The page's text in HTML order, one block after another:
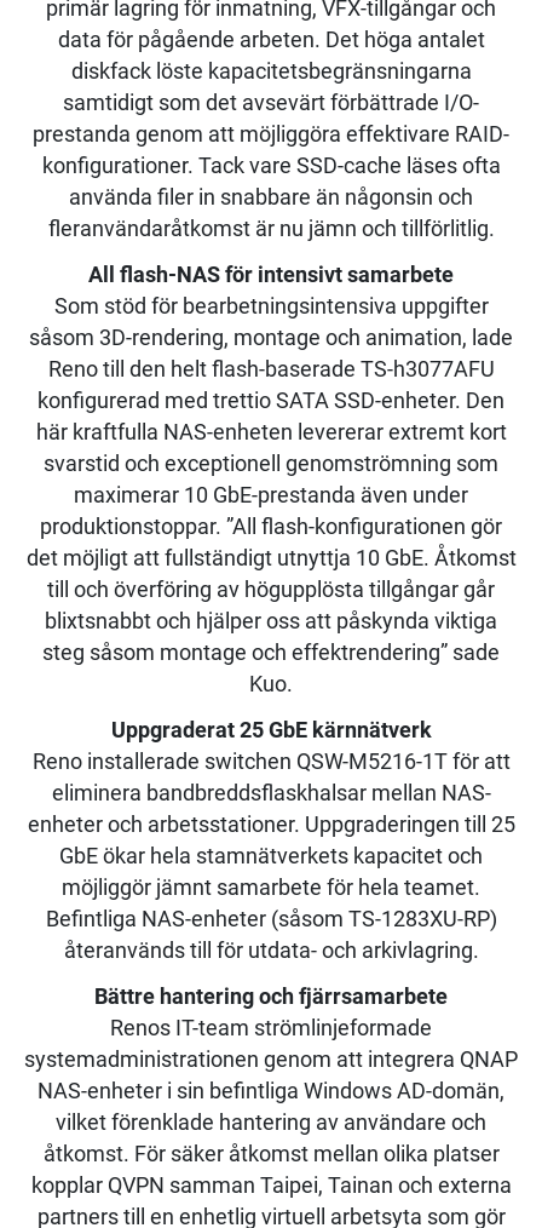
primär lagring för inmatning, VFX-tillgångar och
data för pågående arbeten. Det höga antalet
diskfack löste kapacitetsbegränsningarna
samtidigt som det avsevärt förbättrade I/O-
prestanda genom att möjliggöra effektivare RAID-
konfigurationer. Tack vare SSD-cache läses ofta
använda filer in snabbare än någonsin och
fleranvändaråtkomst är nu jämn och tillförlitlig.
All flash-NAS för intensivt samarbete
Som stöd för bearbetningsintensiva uppgifter
såsom 3D-rendering, montage och animation, lade
Reno till den helt flash-baserade TS-h3077AFU
konfigurerad med trettio SATA SSD-enheter. Den
här kraftfulla NAS-enheten levererar extremt kort
svarstid och exceptionell genomströmning som
maximerar 10 GbE-prestanda även under
produktionstoppar. ”All flash-konfigurationen gör
det möjligt att fullständigt utnyttja 10 GbE. Åtkomst
till och överföring av högupplösta tillgångar går
blixtsnabbt och hjälper oss att påskynda viktiga
steg såsom montage och effektrendering” sade
Kuo.
Uppgraderat 25 GbE kärnnätverk
Reno installerade switchen QSW-M5216-1T för att
eliminera bandbreddsflaskhalsar mellan NAS-
enheter och arbetsstationer. Uppgraderingen till 25
GbE ökar hela stamnätverkets kapacitet och
möjliggör jämnt samarbete för hela teamet.
Befintliga NAS-enheter (såsom TS-1283XU-RP)
återanvänds till för utdata- och arkivlagring.
Bättre hantering och fjärrsamarbete
Renos IT-team strömlinjeformade
systemadministrationen genom att integrera QNAP
NAS-enheter i sin befintliga Windows AD-domän,
vilket förenklade hantering av användare och
åtkomst. För säker åtkomst mellan olika platser
kopplar QVPN samman Taipei, Tainan och externa
partners till en enhetlig virtuell arbetsyta som gör